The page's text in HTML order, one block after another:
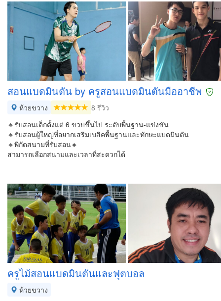
สอนแบดมินตัน by ครูสอนแบดมินตันมืออาชีพ
ห้วยขวาง
8 รีวิว
🔸รับสอนเด็กตั้งแต่ 6 ขวบขึ้นไป ระดับพื้นฐาน-แข่งขัน
🔸รับสอนผู้ใหญ่ที่อยากเสริมเบสิคพื้นฐานและทักษะแบดมินตัน
🔸พิกัดสนามที่รับสอน🔸
สามารถเลือกสนามและเวลาที่สะดวกได้
ครูไม้สอนแบดมินตัน​และฟุตบอล
ห้วยขวาง